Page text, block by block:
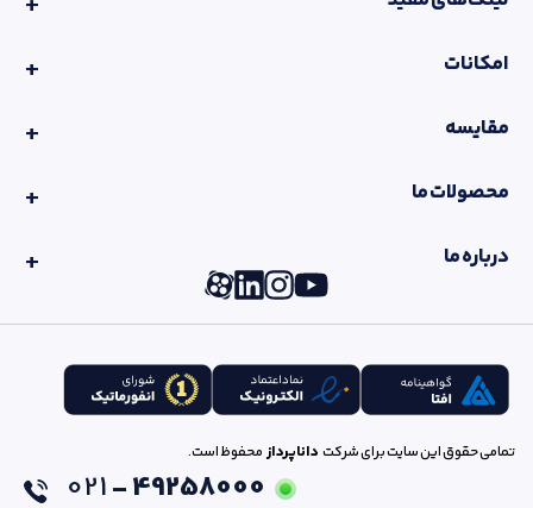
امکانات
مقایسه
محصولات ما
درباره ما
تمامی حقوق این سایت برای شرکت داناپرداز محفوظ است.
49258000 -
021